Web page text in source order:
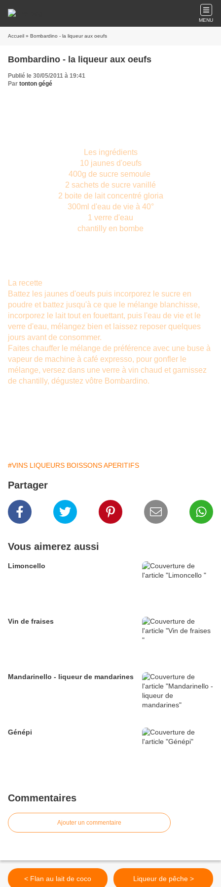
MENU
Accueil » Bombardino - la liqueur aux oeufs
Bombardino - la liqueur aux oeufs
Publié le 30/05/2011 à 19:41
Par tonton gégé
Les ingrédients
10 jaunes d'oeufs
400g de sucre semoule
2 sachets de sucre vanillé
2 boite de lait concentré gloria
300ml d'eau de vie à 40°
1 verre d'eau
chantilly en bombe
La recette
Battez les jaunes d'oeufs puis incorporez le sucre en
poudre et battez jusqu'à ce que le mélange blanchisse,
incorporez le lait tout en fouettant, puis l'eau de vie et le
verre d'eau, mélangez bien et laissez reposer quelques
jours avant de consommer.
Faites chauffer le mélange de préférence avec une buse à
vapeur de machine à café expresso, pour gonfler le
mélange, versez dans une verre à vin chaud et garnissez
de chantilly, dégustez vôtre Bombardino.
#VINS LIQUEURS BOISSONS APERITIFS
Partager
Vous aimerez aussi
Limoncello
Vin de fraises
Mandarinello - liqueur de mandarines
Génépi
Commentaires
Ajouter un commentaire
< Flan au lait de coco Liqueur de pêche >